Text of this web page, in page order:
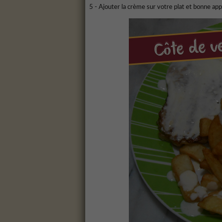
5 - Ajouter la crème sur votre plat et bonne